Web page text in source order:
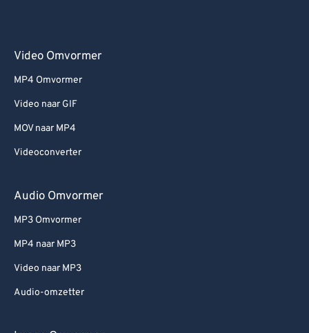
Video Omvormer
MP4 Omvormer
Video naar GIF
MOV naar MP4
Videoconverter
Audio Omvormer
MP3 Omvormer
MP4 naar MP3
Video naar MP3
Audio-omzetter